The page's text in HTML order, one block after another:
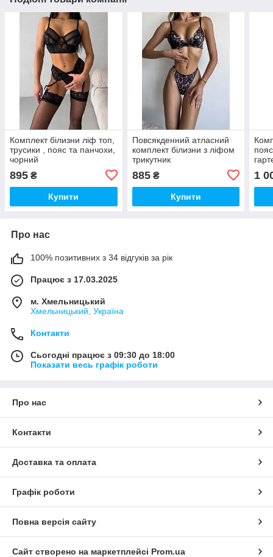
Комплект білизни ліф топ,
трусики , пояс та панчохи,
чорний
895 ₴
Купити
Повсякденний атласний
комплект білизни з ліфом
трикутник
885₴
Купити
1
Про нас
100% позитивних з 34 відгуків за рік
Працює з 17.03.2025
м. Хмельницький
Хмельницький, Україна
Контакти
Сьогодні працює з 09:30 до 18:00
Показати весь графік роботи
Про нас
Контакти
Доставка та оплата
Графік роботи
Повна версія сайту
Сайт створено на маркетплейсі Prom.ua